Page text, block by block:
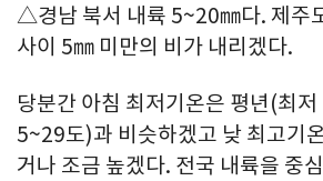
△경남 북서 내륙 5~20㎜다. 제주
사이 5㎜ 미만의 비가 내리겠다.
당분간 아침 최저기온은 평년(최
5~29도)과 비슷하겠고 낮 최고기
거나 조금 높겠다. 전국 내륙을 중